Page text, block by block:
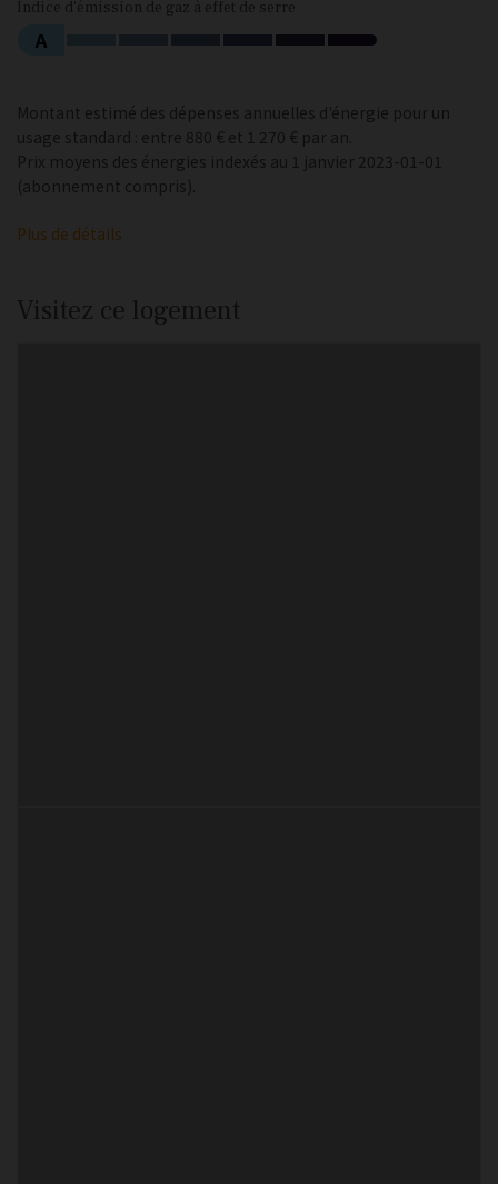
Indice d'émission de gaz à effet de serre
A
Montant estimé des dépenses annuelles d'énergie pour un
usage standard : entre 880 € et 1 270 € par an.
Prix moyens des énergies indexés au 1 janvier 2023-01-01
(abonnement compris).
Plus de détails
Visitez ce logement